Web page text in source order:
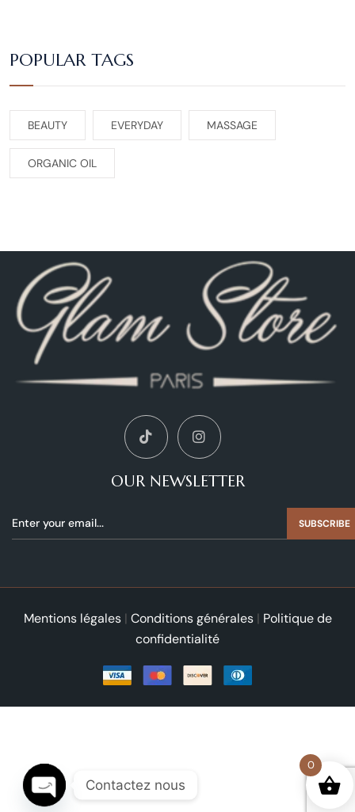
POPULAR TAGS
BEAUTY EVERYDAY MASSAGE
ORGANIC OIL
OUR NEWSLETTER
SUBSCRIBE
Mentions légales| Conditions générales| Politique de
confidentialité
0
Contactez nous